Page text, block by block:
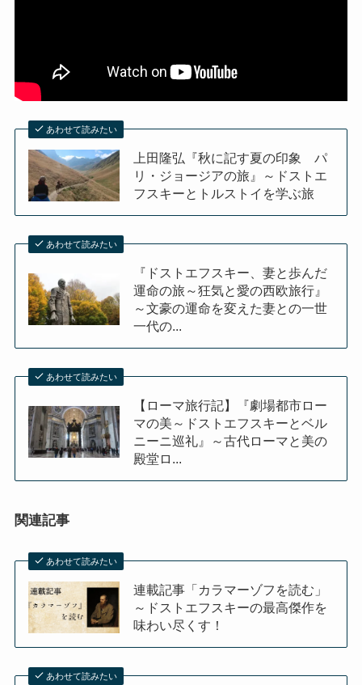
あわせて読みたい
上田隆弘『秋に記す夏の印象 パ
リ・ジョージアの旅』～ドストエ
フスキーとトルストイを学ぶ旅
あわせて読みたい
『ドストエフスキー、妻と歩んだ
運命の旅～狂気と愛の西欧旅行』
～文豪の運命を変えた妻との一世
一代の...
あわせて読みたい
【ローマ旅行記】『劇場都市ロー
マの美～ドストエフスキーとベル
ニーニ巡礼』～古代ローマと美の
殿堂ロ...
関連記事
あわせて読みたい
連載記事「カラマーゾフを読む」
～ドストエフスキーの最高傑作を
味わい尽くす！
あわせて読みたい